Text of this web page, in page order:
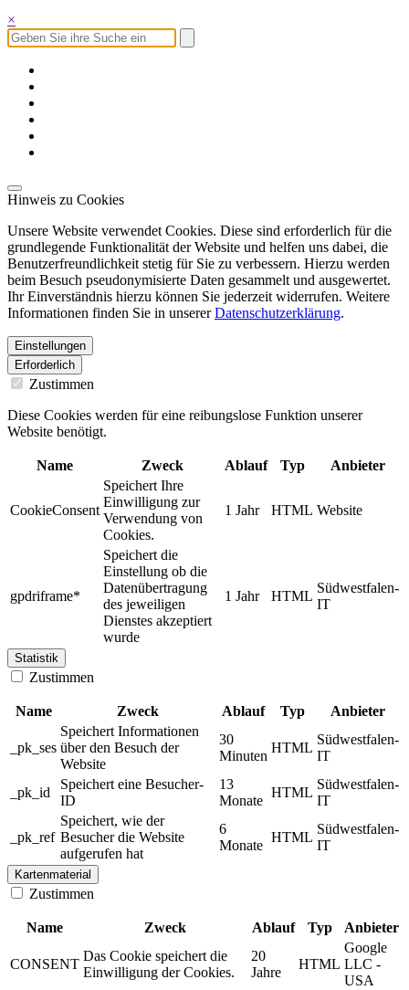
×
Hinweis zu Cookies
Unsere Website verwendet Cookies. Diese sind erforderlich für die
grundlegende Funktionalität der Website und helfen uns dabei, die
Benutzerfreundlichkeit stetig für Sie zu verbessern. Hierzu werden
beim Besuch pseudonymisierte Daten gesammelt und ausgewertet.
Ihr Einverständnis hierzu können Sie jederzeit widerrufen. Weitere
Informationen finden Sie in unsererDatenschutzerklärung.
Einstellungen
Erforderlich
Zustimmen
Diese Cookies werden für eine reibungslose Funktion unserer
Website benötigt.
Name Zweck Ablauf Typ Anbieter
CookieConsent
Speichert Ihre
Einwilligung zur
Verwendung von
Cookies.
1 Jahr HTML Website
gpdriframe*
Speichert die
Einstellung ob die
Datenübertragung
des jeweiligen
Dienstes akzeptiert
wurde
1 Jahr HTML
Südwestfalen-
IT
Statistik
Zustimmen
Name Zweck Ablauf Typ Anbieter
_pk_ses
Speichert Informationen
über den Besuch der
Website
30
Minuten
HTML
Südwestfalen-
IT
_pk_id
Speichert eine Besucher-
ID
13
Monate
HTML
Südwestfalen-
IT
_pk_ref
Speichert, wie der
Besucher die Website
aufgerufen hat
6
Monate
HTML
Südwestfalen-
IT
Kartenmaterial
Zustimmen
Name Zweck Ablauf Typ Anbieter
CONSENT
Das Cookie speichert die
Einwilligung der Cookies.
20
Jahre
HTML
Google
LLC -
USA